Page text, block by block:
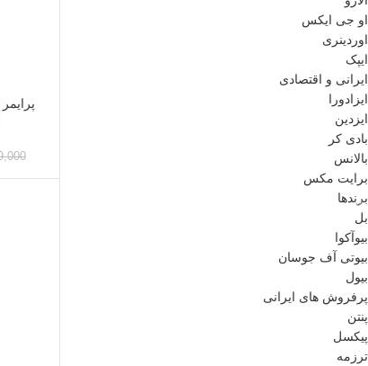
او جی ایکس
اوردینری
ایپک
ایرانی و اقتصادی
ایزادورا
ایزدین
بادی کر
بالانس
برایت مکس
برندها
بل
بیوآکوا
بیوتی آف جوسان
بیول
پرفروش های ایرانی
پنتن
پیکسل
ترزمه